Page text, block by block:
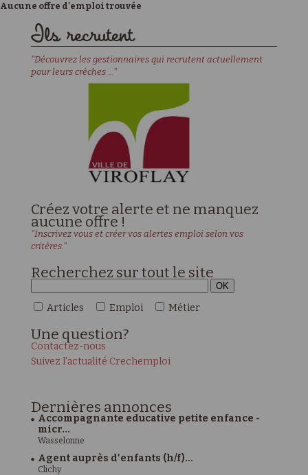
Aucune offre d'emploi trouvée
Ils recrutent
"Découvrez les gestionnaires qui recrutent actuellement
pour leurs crèches ..."
Créez votre alerte et ne manquez
aucune offre !
"Inscrivez vous et créer vos alertes emploi selon vos
critères."
Recherchez sur tout le site
Articles Emploi Métier
Une question?
Contactez-nous
Suivez l'actualité Crechemploi
Dernières annonces
Accompagnante educative petite enfance -
micr...
Wasselonne
Agent auprès d'enfants (h/f)...
Clichy